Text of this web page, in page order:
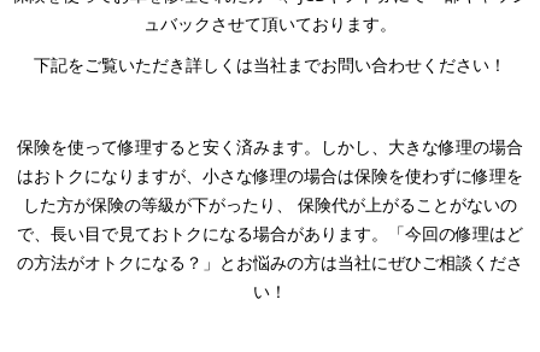
ュバックさせて頂いております。
下記をご覧いただき詳しくは当社までお問い合わせください！
保険を使って修理すると安く済みます。しかし、大きな修理の場合
はおトクになりますが、小さな修理の場合は保険を使わずに修理を
した方が保険の等級が下がったり、 保険代が上がることがないの
で、長い目で見ておトクになる場合があります。「今回の修理はど
の方法がオトクになる？」とお悩みの方は当社にぜひご相談くださ
い！